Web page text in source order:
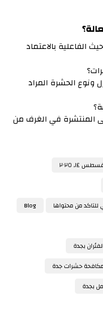
الفاعلية بالاعتماد
ونوع الحشرة المراد
المنتشرة في الغرف من
١٤, ٢٠٢٥
Blog
بجدة
حشرات جدة
بجدة